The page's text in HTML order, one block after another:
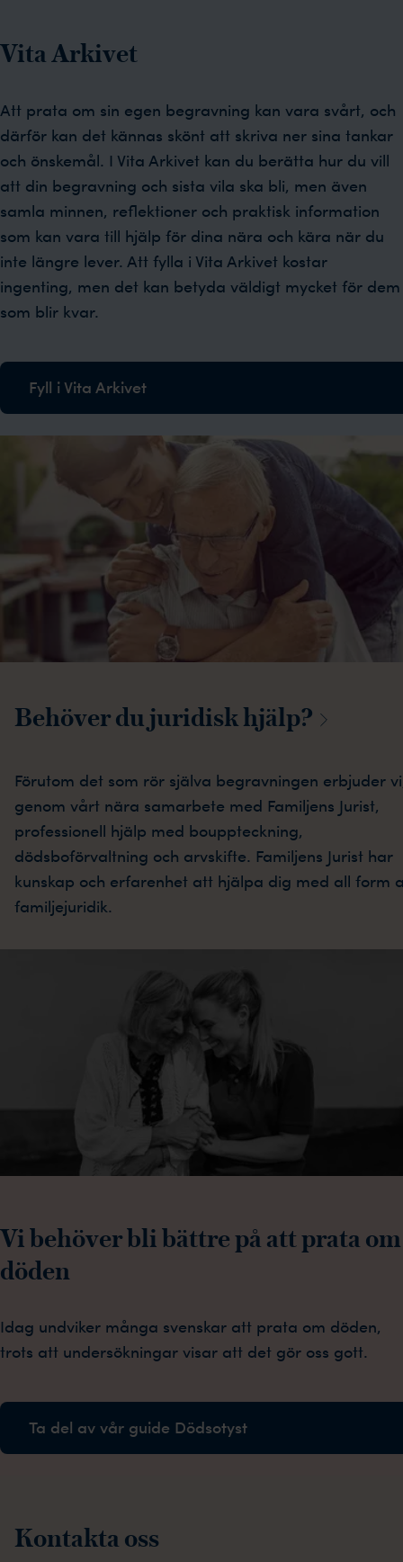
Vita Arkivet
Att prata om sin egen begravning kan vara svårt, och
därför kan det kännas skönt att skriva ner sina tankar
och önskemål. I Vita Arkivet kan du berätta hur du vill
att din begravning och sista vila ska bli, men även
samla minnen, reflektioner och praktisk information
som kan vara till hjälp för dina nära och kära när du
inte längre lever. Att fylla i Vita Arkivet kostar
ingenting, men det kan betyda väldigt mycket för dem
som blir kvar.
Fyll i Vita Arkivet
Behöver du juridiskhjälp?
Förutom det som rör själva begravningen erbjuder
genom vårt nära samarbete med Familjens Jurist,
professionell hjälp med bouppteckning,
dödsboförvaltning och arvskifte. Familjens Jurist har
kunskap och erfarenhet att hjälpa dig med all form
familjejuridik.
Vi behöver bli bättre på att prata om
döden
Idag undviker många svenskar att prata om döden,
trots att undersökningar visar att det gör oss gott.
Ta del av vår guide Dödsotyst
Kontakta oss